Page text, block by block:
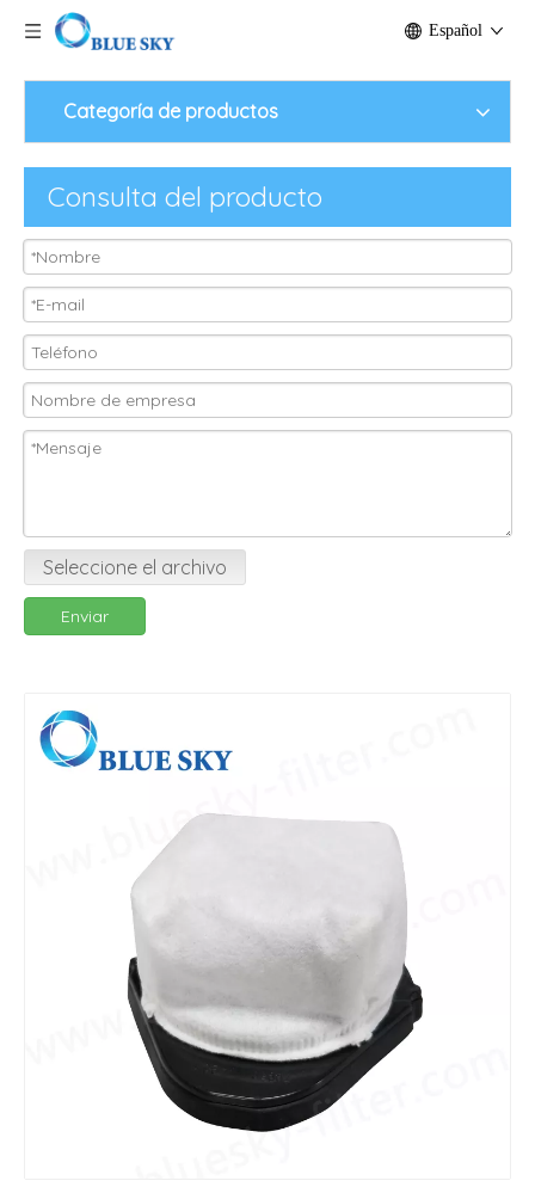
Español
Categoría de productos
Consulta del producto
Seleccione el archivo
Enviar